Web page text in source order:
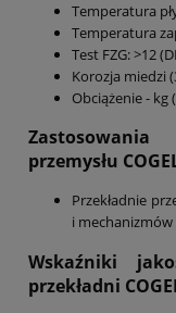
Temperatura
Temperatura
Test FZG: >12
Korozja miedzi
Obciążenie - kg
przemysłu
Przekładnie
i
Wskaźniki
przekładni